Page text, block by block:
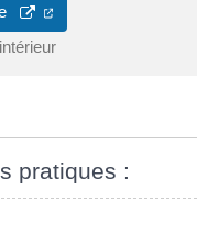
pratiques :